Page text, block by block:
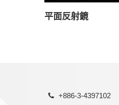
平面反射鏡
+886-3-4397102